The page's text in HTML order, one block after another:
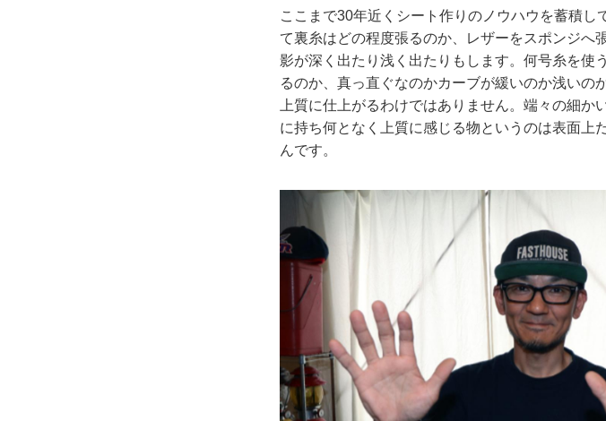
ここまで30年近くシート作りのノウハウを蓄積
て裏糸はどの程度張るのか、レザーをスポンジへ
影が深く出たり浅く出たりもします。何号糸を使
るのか、真っ直ぐなのかカーブが緩いのか浅い
上質に仕上がるわけではありません。端々の細
に持ち何となく上質に感じる物というのは表面上
んです。